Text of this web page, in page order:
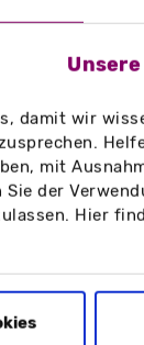
damit wir
mit
Sie der
Hier
Druckbereiche
mit 4